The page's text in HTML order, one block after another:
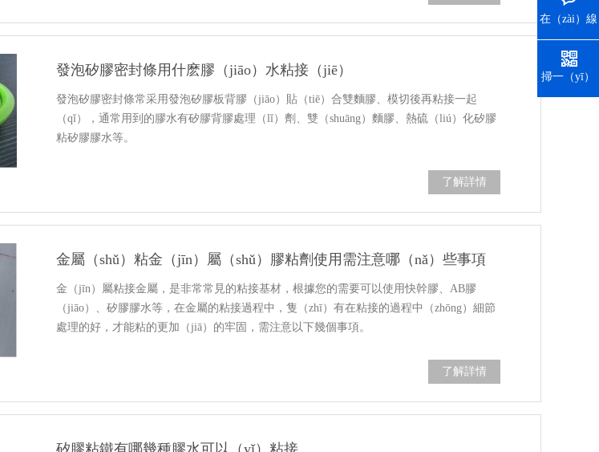
發泡矽膠密封條用什麽膠（jiāo）水粘接（jiē）
發泡矽膠密封條常采用發泡矽膠板背膠（jiāo）貼（tiē）合雙麵膠、模切後再粘接一起
（qǐ），通常用到的膠水有矽膠背膠處理（lǐ）劑、雙（shuāng）麵膠、熱硫（liú）化矽膠
粘矽膠膠水等。
了解詳情
金屬（shǔ）粘金（jīn）屬（shǔ）膠粘劑使用需注意哪（nǎ）些事項
金（jīn）屬粘接金屬，是非常常見的粘接基材，根據您的需要可以使用快幹膠、AB膠
（jiāo）、矽膠膠水等，在金屬的粘接過程中，隻（zhī）有在粘接的過程中（zhōng）細節
處理的好，才能粘的更加（jiā）的牢固，需注意以下幾個事項。
了解詳情
矽膠粘鐵有哪幾種膠水可以（yǐ）粘接
在（zài）線
掃一（yī）